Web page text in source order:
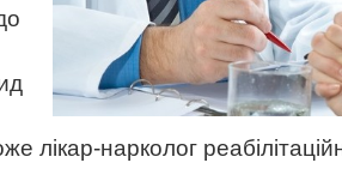
лікар-нарколог